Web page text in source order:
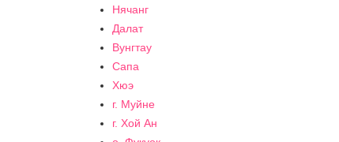
Нячанг
Далат
Вунгтау
Сапа
Хюэ
г. Муйне
г. Хой Ан